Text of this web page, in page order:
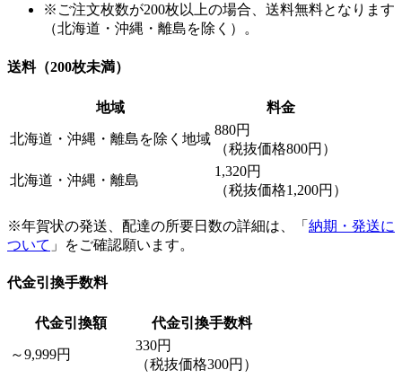
※ご注文枚数が200枚以上の場合、送料無料となります
（北海道・沖縄・離島を除く）。
送料（200枚未満）
地域 料金
北海道・沖縄・離島を除く地域
880円
（税抜価格800円）
北海道・沖縄・離島
1,320円
（税抜価格1,200円）
※年賀状の発送、配達の所要日数の詳細は、「 納期・発送に
ついて 」をご確認願います。
代金引換手数料
代金引換額 代金引換手数料
～9,999円
330円
（税抜価格300円）